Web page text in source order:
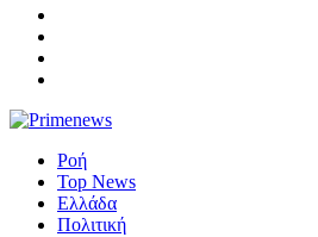
Ροή
Top News
Ελλάδα
Πολιτική